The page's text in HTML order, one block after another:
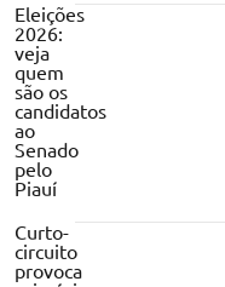
Eleições
2026:
veja
quem
são os
candidatos
ao
Senado
pelo
Piauí
Curto-
circuito
provoca